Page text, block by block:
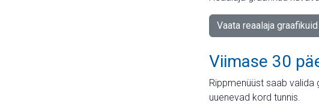
Vaata reaalaja graafikuid
Viimase 30
Rippmenüüst saab
uuenevad kord tunnis.